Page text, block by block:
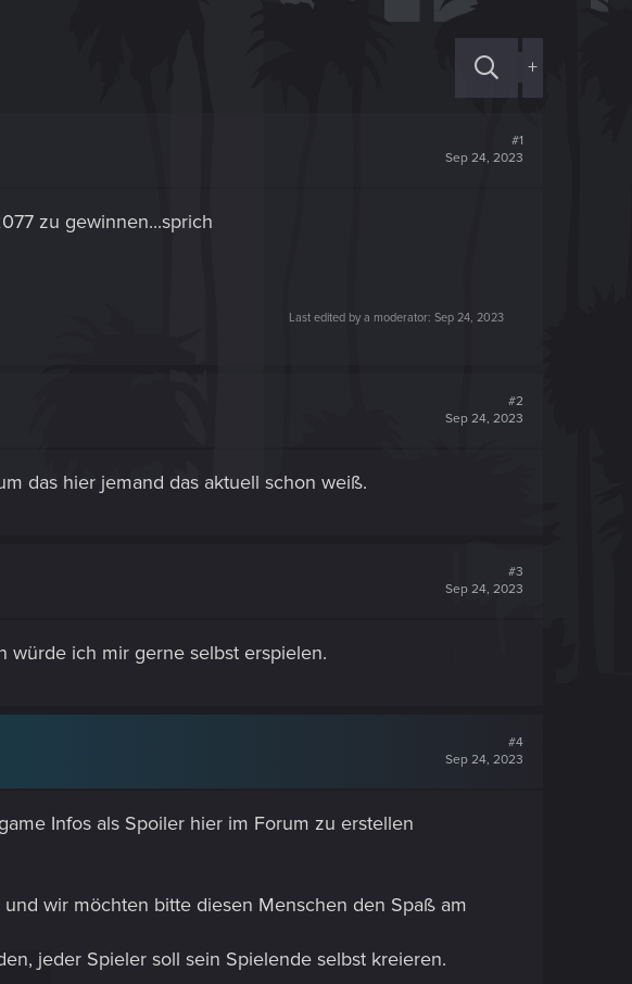
+
#1
Sep 24, 2023
zu gewinnen...sprich
Last edited by a moderator: Sep 24, 2023
#2
Sep 24, 2023
das hier jemand das aktuell schon weiß.
#3
Sep 24, 2023
würde ich mir gerne selbst erspielen.
#4
Sep 24, 2023
Infos als Spoiler hier im Forum zu erstellen
wir möchten bitte diesen Menschen den Spaß am
jeder Spieler soll sein Spielende selbst kreieren.